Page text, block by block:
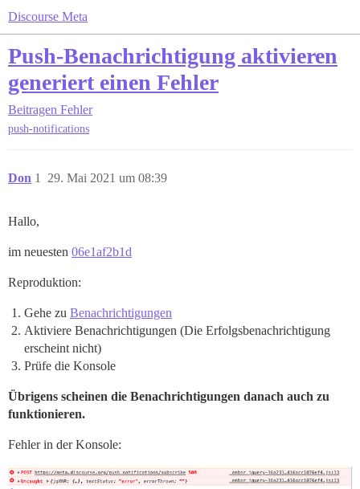
Discourse Meta
Push-Benachrichtigung aktivieren
generiert einen Fehler
Beitragen Fehler
push-notifications
Don 29. Mai 2021 um 08:39
1
Hallo,
im neuesten 06e1af2b1d
Reproduktion:
Gehe zu Benachrichtigungen
Aktiviere Benachrichtigungen (Die Erfolgsbenachrichtigung
erscheint nicht)
Prüfe die Konsole
Übrigens scheinen die Benachrichtigungen danach auch zu
funktionieren.
Fehler in der Konsole: